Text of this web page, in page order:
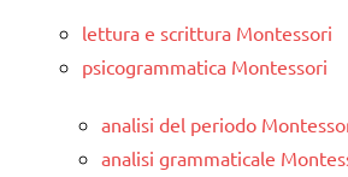
lettura e scrittura Montessori
psicogrammatica Montessori
analisi del periodo
analisi grammaticale